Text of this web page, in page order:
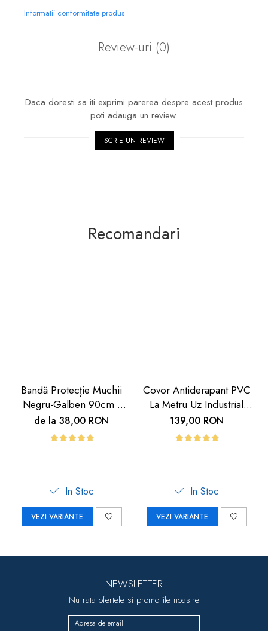
Informatii conformitate produs
Review-uri (0)
Daca doresti sa iti exprimi parerea despre acest produs
poti adauga un review.
SCRIE UN REVIEW
Recomandari
Bandă Protecție Muchii
Negru-Galben 90cm |
Carboysafety
de la 38,00 RON
In Stoc
VEZI VARIANTE
Covor Antiderapant PVC
La Metru Uz Industrial
Hoteluri | Carboysafety
139,00 RON
In Stoc
VEZI VARIANTE
NEWSLETTER
Nu rata ofertele si promotiile noastre